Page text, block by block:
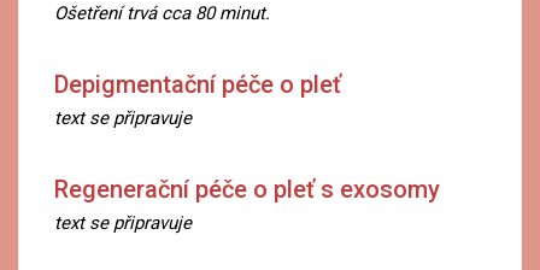
Ošetření trvá cca 80 minut.
Depigmentační péče o pleť
text se připravuje
Regenerační péče o pleť s exosomy
text se připravuje